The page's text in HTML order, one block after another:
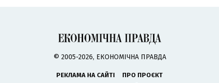
© 2005-2026, ЕКОНОМІЧНА ПРАВДА
РЕКЛАМА НА САЙТІ
ПРО ПРОЄКТ